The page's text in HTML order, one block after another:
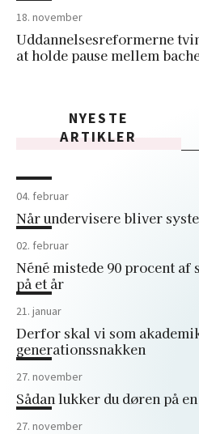
18. november
Uddannelsesreformerne
at holde pause mellem
NYESTE
ARTIKLER
04. februar
Når undervisere bliver
02. februar
Néné mistede 90 procent
på et år
21. januar
Derfor skal vi som
generationssnakken
27. november
Sådan lukker du døren på
27. november